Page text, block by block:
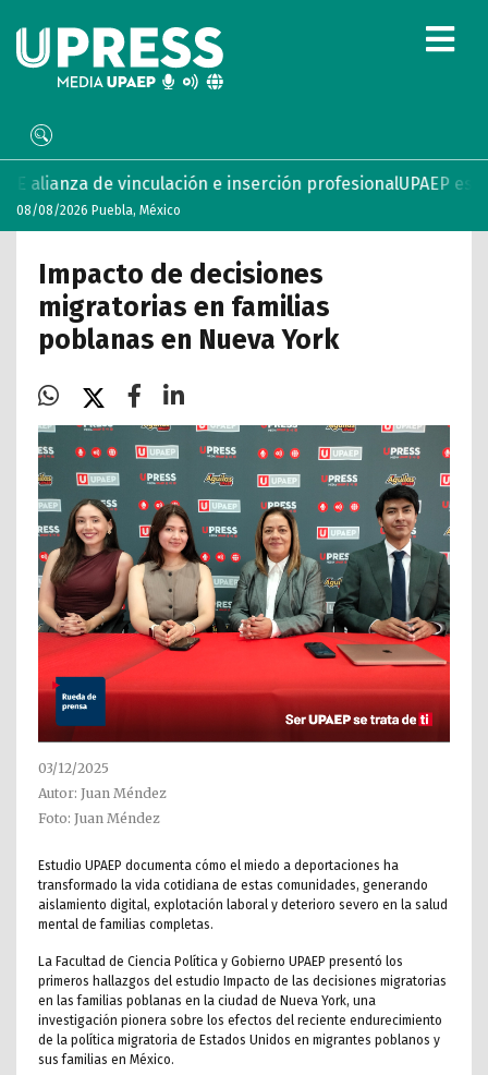
e inserción profesionalUPAEP estrena ‘Volar’,
08/08/2026 Puebla, México
Impacto de decisiones
migratorias en familias
poblanas en Nueva York
03/12/2025
Autor: Juan Méndez
Foto: Juan Méndez
Estudio UPAEP documenta cómo el miedo a deportaciones ha
transformado la vida cotidiana de estas comunidades, generando
aislamiento digital, explotación laboral y deterioro severo en la salud
mental de familias completas.
La Facultad de Ciencia Política y Gobierno UPAEP presentó los
primeros hallazgos del estudio Impacto de las decisiones migratorias
en las familias poblanas en la ciudad de Nueva York, una
investigación pionera sobre los efectos del reciente endurecimiento
de la política migratoria de Estados Unidos en migrantes poblanos y
sus familias en México.